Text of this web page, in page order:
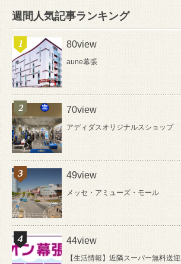
週間人気記事ランキング
80view
aune幕張
70view
アディダスオリジナルスショップ
49view
メッセ・アミューズ・モール
44view
【生活情報】近隣スーパー無料送